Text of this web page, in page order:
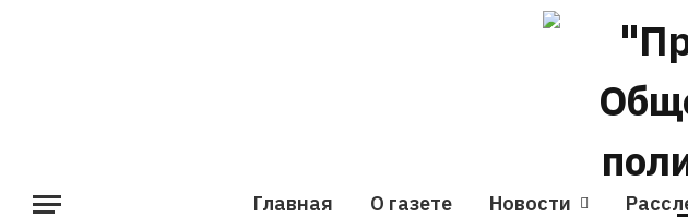
Главная О газете Новости